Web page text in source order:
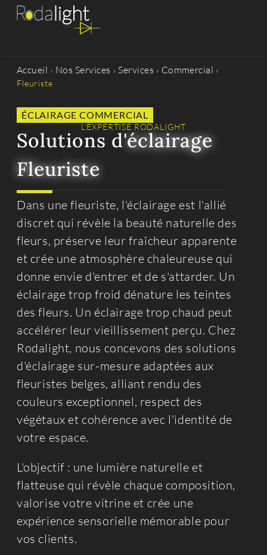
Accueil › Nos Services › Services › Commercial ›
Fleuriste
ÉCLAIRAGE COMMERCIAL
L'EXPERTISE RODALIGHT
Solutions d'éclairage
Fleuriste
Dans une fleuriste, l'éclairage est l'allié
discret qui révèle la beauté naturelle des
fleurs, préserve leur fraîcheur apparente
et crée une atmosphère chaleureuse qui
donne envie d'entrer et de s'attarder. Un
éclairage trop froid dénature les teintes
des fleurs. Un éclairage trop chaud peut
accélérer leur vieillissement perçu. Chez
Rodalight, nous concevons des solutions
d'éclairage sur-mesure adaptées aux
fleuristes belges, alliant rendu des
couleurs exceptionnel, respect des
végétaux et cohérence avec l'identité de
votre espace.
L'objectif : une lumière naturelle et
flatteuse qui révèle chaque composition,
valorise votre vitrine et crée une
expérience sensorielle mémorable pour
vos clients.